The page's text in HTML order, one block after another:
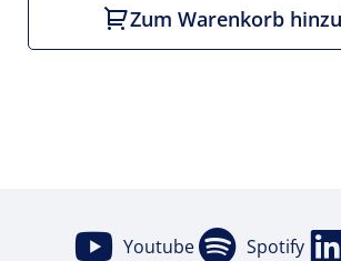
Zum Warenkorb
Youtube Spotify